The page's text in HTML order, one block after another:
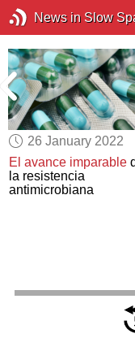
News in Slow
26 January 2022
El avance imparable
la resistencia
antimicrobiana